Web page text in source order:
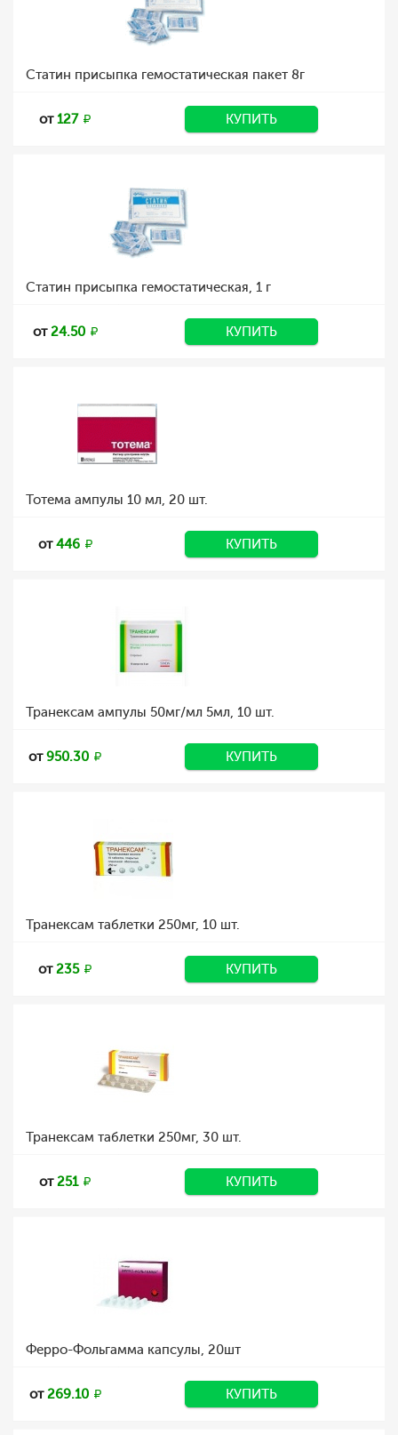
Статин присыпка гемостатическая пакет 8г
от127 КУПИТЬ
Статин присыпка гемостатическая, 1 г
от24.50 КУПИТЬ
Тотема ампулы 10 мл, 20 шт.
от446 КУПИТЬ
Транексам ампулы 50мг/мл 5мл, 10 шт.
от950.30 КУПИТЬ
Транексам таблетки 250мг, 10 шт.
от235 КУПИТЬ
Транексам таблетки 250мг, 30 шт.
от251 КУПИТЬ
Ферро-Фольгамма капсулы, 20шт
от269.10 КУПИТЬ